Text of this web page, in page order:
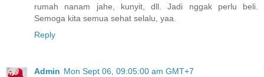
rumah nanam jahe, kunyit, dll. Jadi nggak perlu beli.
Semoga kita semua sehat selalu, yaa.
Reply
Admin Mon Sept 06, 09:05:00 am GMT+7